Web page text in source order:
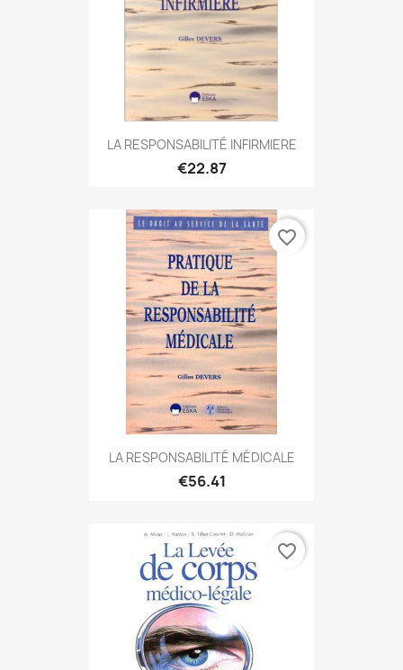
LA RESPONSABILITÉ INFIRMIERE
€22.87
LA RESPONSABILITÉ MÉDICALE
€56.41
favorite_border
favorite_border